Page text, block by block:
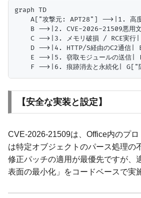
graph TD
A["攻撃元: APT28"] -->|1. 高度
B -->|2. CVE-2026-21509悪用文
C -->|3. メモリ破損 / RCE実行|
D -->|4. HTTP/S経由のC2通信|
E -->|5. 窃取モジュールの送信|
【安全な実装と設定】
CVE-2026-21509は、Office内のプ
は特定オブジェクトのパース処理の
修正パッチの適用が最優先ですが、
表面の最小化」をコードベースで実